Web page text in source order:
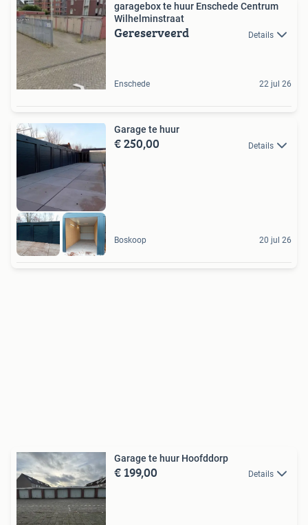
garagebox te huur Enschede Centrum
Wilhelminstraat
Gereserveerd Details
Enschede 22 jul 26
Garage te huur
€ 250,00 Details
Boskoop 20 jul 26
Garage te huur Hoofddorp
€ 199,00 Details